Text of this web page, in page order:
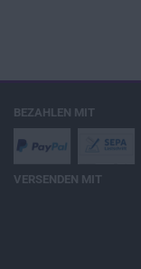
BEZAHLEN MIT
VERSENDEN MIT